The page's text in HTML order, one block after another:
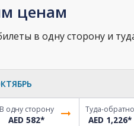
ценам
в одну сторону и
В одну сторону
AED 582*
Туда-обратно
AED 1,226*